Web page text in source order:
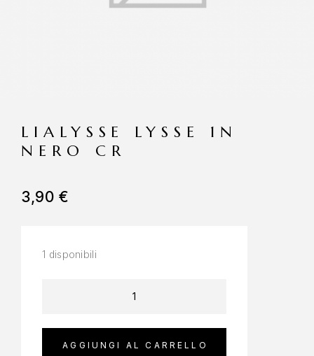
LIALYSSE LYSSE 1N
NERO CR
3,90€
1 disponibili
AGGIUNGI AL CARRELLO